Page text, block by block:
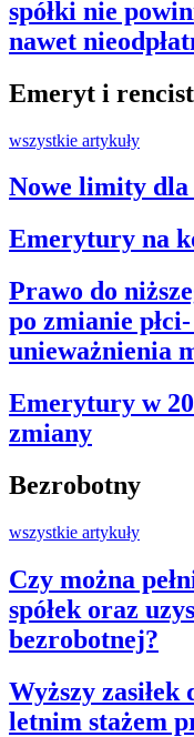
spółki nie
nawet
Emeryt i
wszystkie artykuły
Nowe limity
Emerytury na
Prawo do
po zmianie
unieważnienia
Emerytury w
zmiany
Bezrobotny
wszystkie artykuły
Czy można
spółek oraz
bezrobotnej?
Wyższy
letnim stażem